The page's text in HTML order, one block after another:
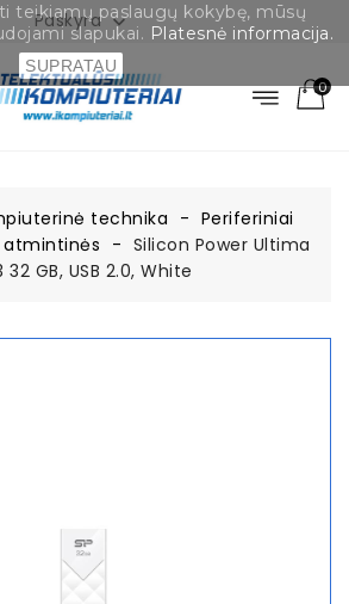
Paskyra
0
technika
Periferiniai
atmintinės
Silicon Power Ultima
32 GB, USB 2.0, White
teikiamų paslaugų kokybę, mūsų
slapukai. Platesnė informacija.
SUPRATAU